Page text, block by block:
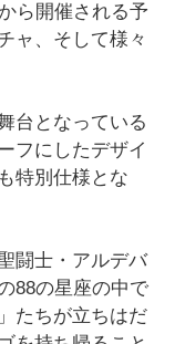
ら開催される予
ャ、そして様々
台となっている
フにしたデザイ
特別仕様とな
闘士・アルデバ
88の星座の中で
たちが立ちはだ